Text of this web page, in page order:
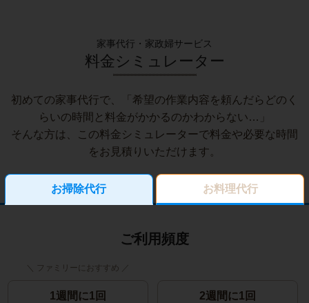
家事代行・家政婦サービス
料金シミュレーター
初めての家事代行で、「希望の作業内容を頼んだらどのく
らいの時間と料金がかかるのかわからない…」
そんな方は、この料金シミュレーターで料金や必要な時間
をお見積りいただけます。
お掃除代行 お料理代行
ご利用頻度
1週間に1回 2週間に1回